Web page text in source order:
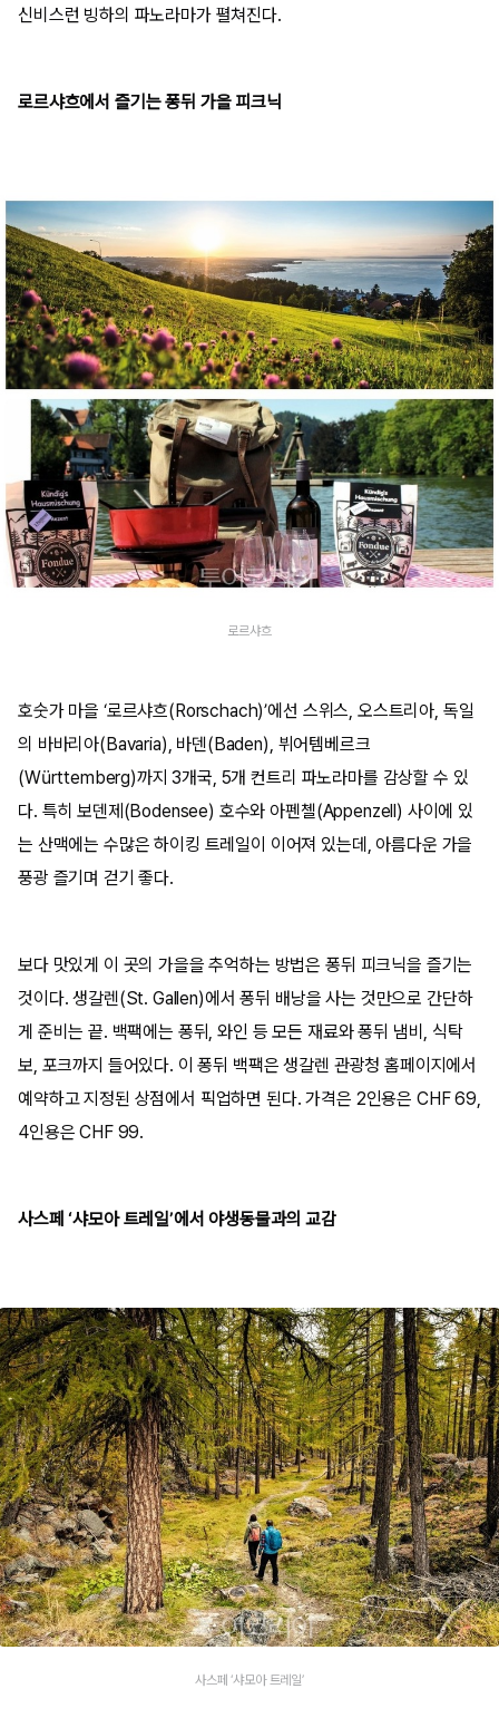
신비스런 빙하의 파노라마가 펼쳐진다.
로르샤흐에서 즐기는 퐁뒤 가을 피크닉
로르샤흐
호숫가 마을 ‘로르샤흐(Rorschach)’에선 스위스, 오스트리아, 독일
의 바바리아(Bavaria), 바덴(Baden), 뷔어템베르크
(Württemberg)까지 3개국, 5개 컨트리 파노라마를 감상할 수 있
다. 특히 보덴제(Bodensee) 호수와 아펜첼(Appenzell) 사이에 있
는 산맥에는 수많은 하이킹 트레일이 이어져 있는데, 아름다운 가을
풍광 즐기며 걷기 좋다.
보다 맛있게 이 곳의 가을을 추억하는 방법은 퐁뒤 피크닉을 즐기는
것이다. 생갈렌(St. Gallen)에서 퐁뒤 배낭을 사는 것만으로 간단하
게 준비는 끝. 백팩에는 퐁뒤, 와인 등 모든 재료와 퐁뒤 냄비, 식탁
보, 포크까지 들어있다. 이 퐁뒤 백팩은 생갈렌 관광청 홈페이지에서
예약하고 지정된 상점에서 픽업하면 된다. 가격은 2인용은 CHF 69,
4인용은 CHF 99.
사스페 ‘샤모아 트레일’에서 야생동물과의 교감
사스페 ‘샤모아 트레일’